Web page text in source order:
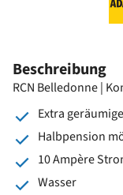
Beschreibung
RCN Belledonne |
Extra
Halbpension
10 Ampère
Wasser